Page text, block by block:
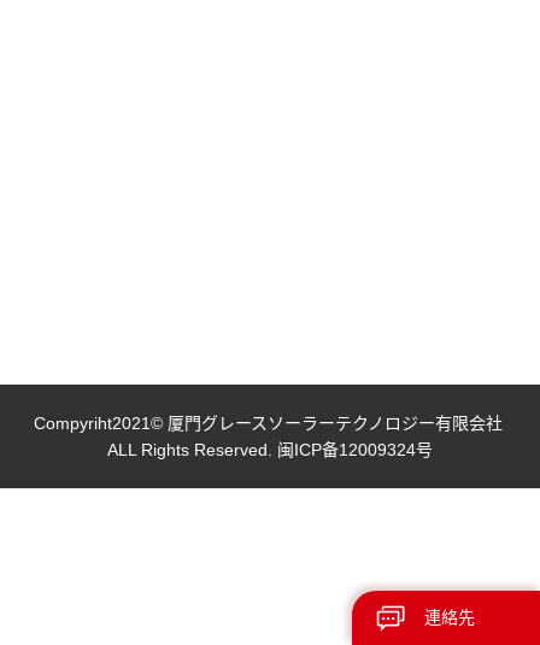
連絡先
Compyriht2021© 厦門グレースソーラーテクノロジー有限会社
ALL Rights Reserved. 闽ICP备12009324号